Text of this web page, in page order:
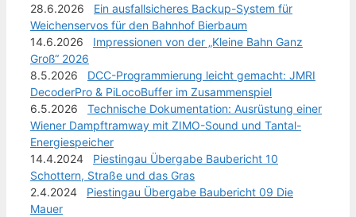
28.6.2026 Ein ausfallsicheres Backup-System für
Weichenservos für den Bahnhof Bierbaum
14.6.2026 Impressionen von der „Kleine Bahn Ganz
Groß“ 2026
8.5.2026 DCC-Programmierung leicht gemacht: JMRI
DecoderPro & PiLocoBuffer im Zusammenspiel
6.5.2026 Technische Dokumentation: Ausrüstung einer
Wiener Dampftramway mit ZIMO-Sound und Tantal-
Energiespeicher
14.4.2024 Piestingau Übergabe Baubericht 10
Schottern, Straße und das Gras
2.4.2024 Piestingau Übergabe Baubericht 09 Die
Mauer